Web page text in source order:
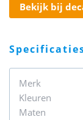
bekijk bij
Merk
Kleuren
Maten